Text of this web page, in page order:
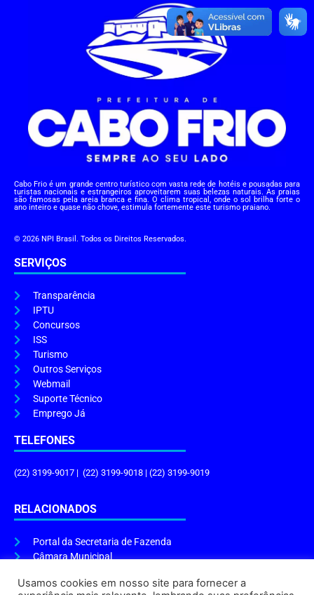
Cabo Frio é um grande centro turístico com vasta rede de hotéis e pousadas para
turistas nacionais e estrangeiros aproveitarem suas belezas naturais. As praias
são famosas pela areia branca e fina. O clima tropical, onde o sol brilha forte o
ano inteiro e quase não chove, estimula fortemente este turismo praiano.
© 2026 NPI Brasil. Todos os Direitos Reservados.
SERVIÇOS
Transparência
IPTU
Concursos
ISS
Turismo
Outros Serviços
Webmail
Suporte Técnico
Emprego Já
TELEFONES
(22) 3199-9017 | (22) 3199-9018 | (22) 3199-9019
RELACIONADOS
Portal da Secretaria de Fazenda
Câmara Municipal
Usamos cookies em nosso site para fornecer a